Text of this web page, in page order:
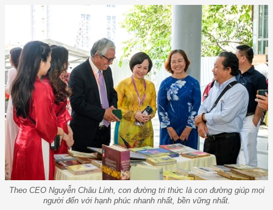
Theo CEO Nguyễn Châu Linh, con đường tri thức là con đường giúp mọi
người đến với hạnh phúc nhanh nhất, bền vững nhất.